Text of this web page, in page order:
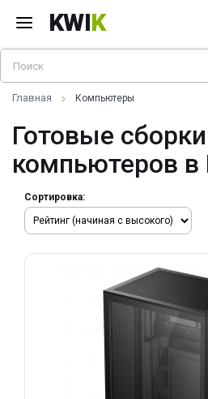
KWIK
Главная Компьютеры
Готовые
компьютеров
Сортировка: